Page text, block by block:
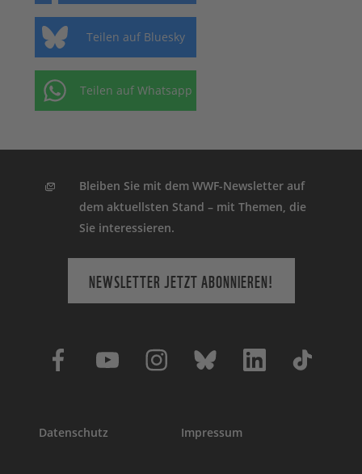
Teilen auf Bluesky
Teilen auf Whatsapp
Bleiben Sie mit dem WWF-Newsletter auf
dem aktuellsten Stand – mit Themen, die
Sie interessieren.
NEWSLETTER JETZT ABONNIEREN!
Datenschutz Impressum